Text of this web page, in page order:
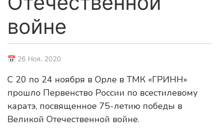
войне
📅 26 Ноя. 2020
С 20 по 24 ноября в Орле в ТМК «ГРИНН»
прошло Первенство России по всестилевому
каратэ, посвященное 75-летию победы в
Великой Отечественной войне.